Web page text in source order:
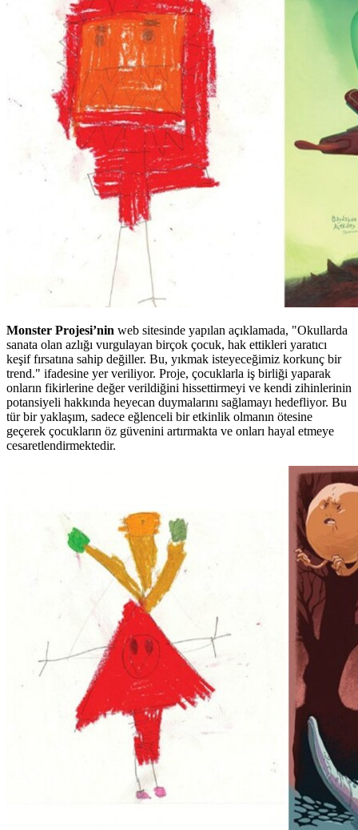
Monster Projesi’nin web sitesinde yapılan açıklamada, "Okullarda
sanata olan azlığı vurgulayan birçok çocuk, hak ettikleri yaratıcı
keşif fırsatına sahip değiller. Bu, yıkmak isteyeceğimiz korkunç bir
trend." ifadesine yer veriliyor. Proje, çocuklarla iş birliği yaparak
onların fikirlerine değer verildiğini hissettirmeyi ve kendi zihinlerinin
potansiyeli hakkında heyecan duymalarını sağlamayı hedefliyor. Bu
tür bir yaklaşım, sadece eğlenceli bir etkinlik olmanın ötesine
geçerek çocukların öz güvenini artırmakta ve onları hayal etmeye
cesaretlendirmektedir.